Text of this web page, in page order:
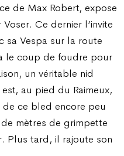
de Max Robert, expose
Ce dernier l’invite
sa Vespa sur la route
le coup de foudre pour
un véritable nid
au pied du Raimeux,
ce bled encore peu
mètres de grimpette
Plus tard, il rajoute son